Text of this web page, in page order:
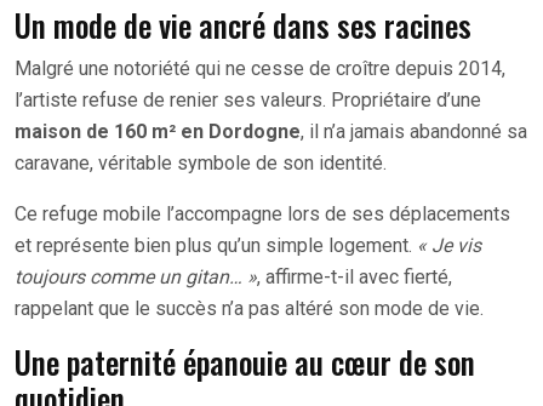
Un mode de vie ancré dans ses racines
Malgré une notoriété qui ne cesse de croître depuis 2014,
l’artiste refuse de renier ses valeurs. Propriétaire d’une
maison de 160 m² en Dordogne, il n’a jamais abandonné sa
caravane, véritable symbole de son identité.
Ce refuge mobile l’accompagne lors de ses déplacements
et représente bien plus qu’un simple logement. « Je vis
toujours comme un gitan… », affirme-t-il avec fierté,
rappelant que le succès n’a pas altéré son mode de vie.
Une paternité épanouie au cœur de son